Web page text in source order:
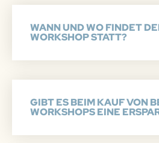
WANN UND WO FINDET
WORKSHOP STATT?
GIBT ES BEIM KAUF VON
WORKSHOPS EINE